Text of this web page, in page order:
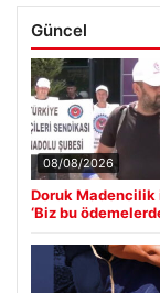
Güncel
08/08/2026
Doruk
‘Biz bu